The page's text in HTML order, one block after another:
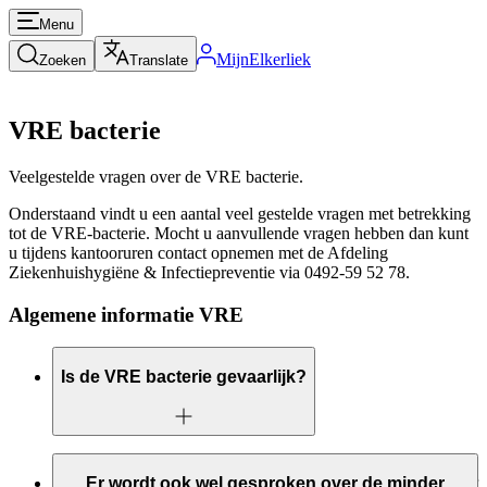
Menu
Zoeken Translate MijnElkerliek
VRE bacterie
Veelgestelde vragen over de VRE bacterie.
Onderstaand vindt u een aantal veel gestelde vragen met betrekking
tot de VRE-bacterie. Mocht u aanvullende vragen hebben dan kunt
u tijdens kantooruren contact opnemen met de Afdeling
Ziekenhuishygiëne & Infectiepreventie via 0492-59 52 78.
Algemene informatie VRE
Is de VRE bacterie gevaarlijk?
Nee, de bacterie zelf is niet ziekmakend en dus niet gevaarlijk
voor gezonde mensen. Enterokokken komen bij iedereen voor
Er wordt ook wel gesproken over de minder